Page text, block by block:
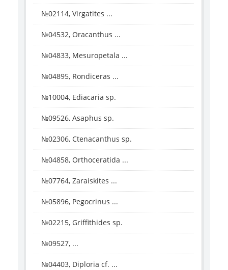
№02114, Virgatites ...
№04532, Oracanthus ...
№04833, Mesuropetala ...
№04895, Rondiceras ...
№10004, Ediacaria sp.
№09526, Asaphus sp.
№02306, Ctenacanthus sp.
№04858, Orthoceratida ...
№07764, Zaraiskites ...
№05896, Pegocrinus ...
№02215, Griffithides sp.
№09527, ...
№04403, Diploria cf. ...